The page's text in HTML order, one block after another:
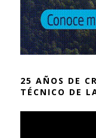
25 AÑOS DE
TÉCNICO DE